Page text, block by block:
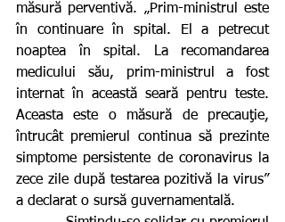
măsură perventivă. „Prim-ministrul este
în continuare în spital. El a petrecut
noaptea în spital. La recomandarea
medicului său, prim-ministrul a fost
internat în această seară pentru teste.
Aceasta este o măsură de precauţie,
întrucât premierul continua să prezinte
simptome persistente de coronavirus la
zece zile după testarea pozitivă la virus”
a declarat o sursă guvernamentală.